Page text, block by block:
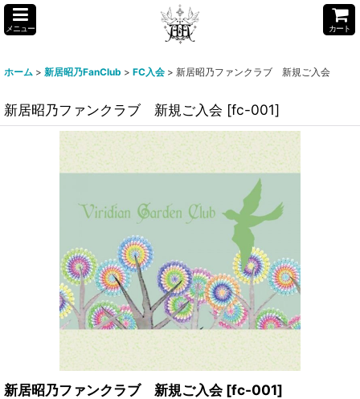
メニュー カート
ホーム > 新居昭乃FanClub > FC入会 > 新居昭乃ファンクラブ 新規ご入会
新居昭乃ファンクラブ 新規ご入会 [fc-001]
新居昭乃ファンクラブ 新規ご入会 [fc-001]